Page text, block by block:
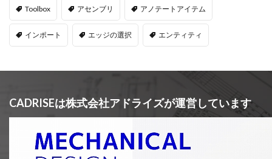
Toolbox アセンブリ アノテートアイテム
インポート エッジの選択 エンティティ
CADRISEは株式会社アドライズが運営しています